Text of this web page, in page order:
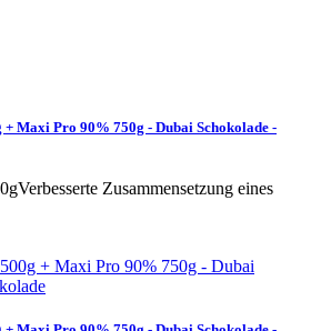
Maxi Pro 90% 750g - Dubai Schokolade -
Zusammensetzung eines